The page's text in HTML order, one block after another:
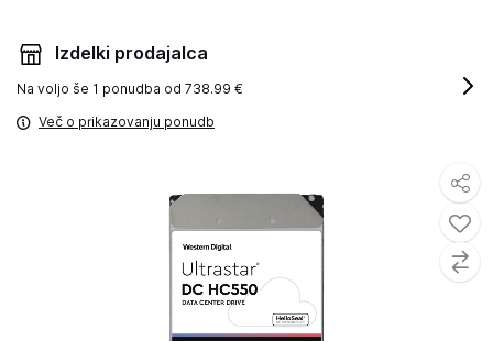
Izdelki prodajalca
Na voljo še 1 ponudba od 738.99 €
Več o prikazovanju ponudb